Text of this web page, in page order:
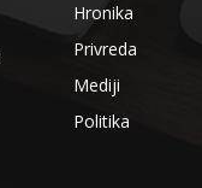
Hronika
Privreda
Mediji
Politika